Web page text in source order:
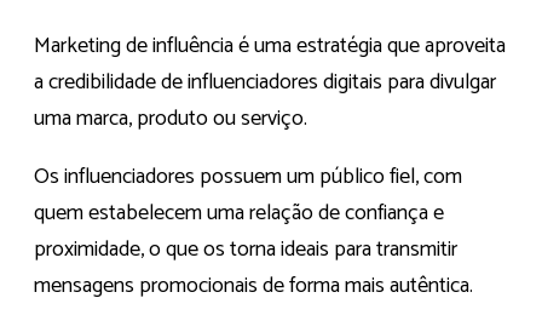
Marketing de influência é uma estratégia que aproveita
a credibilidade de influenciadores digitais para divulgar
uma marca, produto ou serviço.
Os influenciadores possuem um público fiel, com
quem estabelecem uma relação de confiança e
proximidade, o que os torna ideais para transmitir
mensagens promocionais de forma mais autêntica.